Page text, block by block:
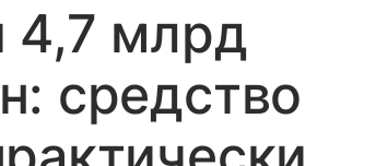
4,7 млрд
средство